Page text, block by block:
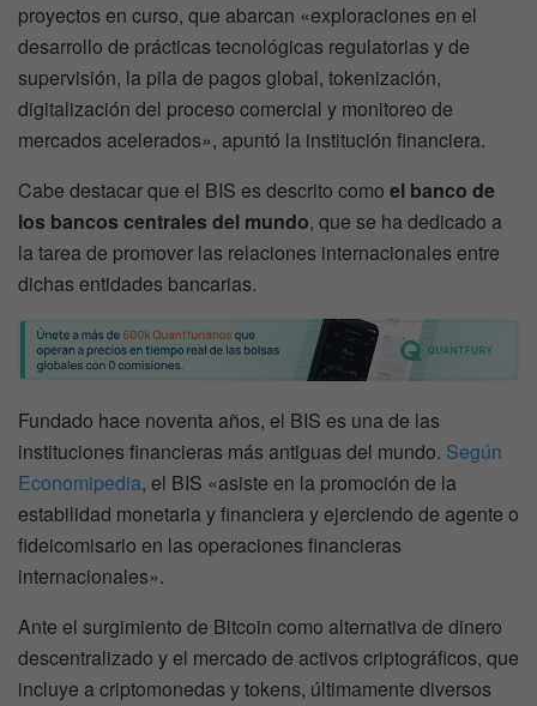
proyectos en curso, que abarcan «exploraciones en el
desarrollo de prácticas tecnológicas regulatorias y de
supervisión, la pila de pagos global, tokenización,
digitalización del proceso comercial y monitoreo de
mercados acelerados», apuntó la institución financiera.
Cabe destacar que el BIS es descrito como el banco de
los bancos centrales del mundo, que se ha dedicado a
la tarea de promover las relaciones internacionales entre
dichas entidades bancarias.
Fundado hace noventa años, el BIS es una de las
instituciones financieras más antiguas del mundo. Según
Economipedia, el BIS «asiste en la promoción de la
estabilidad monetaria y financiera y ejerciendo de agente o
fideicomisario en las operaciones financieras
internacionales».
Ante el surgimiento de Bitcoin como alternativa de dinero
descentralizado y el mercado de activos criptográficos, que
incluye a criptomonedas y tokens, últimamente diversos